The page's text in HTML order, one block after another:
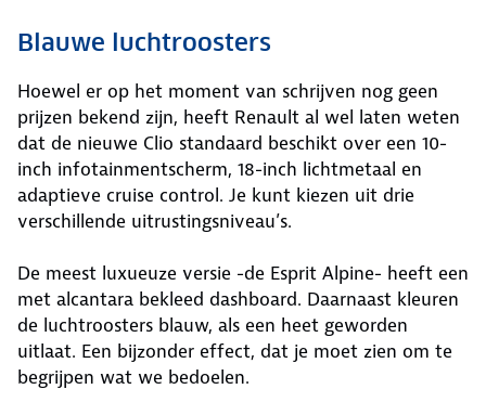
Blauwe luchtroosters
Hoewel er op het moment van schrijven nog geen
prijzen bekend zijn, heeft Renault al wel laten weten
dat de nieuwe Clio standaard beschikt over een 10-
inch infotainmentscherm, 18-inch lichtmetaal en
adaptieve cruise control. Je kunt kiezen uit drie
verschillende uitrustingsniveau’s.
De meest luxueuze versie -de Esprit Alpine- heeft een
met alcantara bekleed dashboard. Daarnaast kleuren
de luchtroosters blauw, als een heet geworden
uitlaat. Een bijzonder effect, dat je moet zien om te
begrijpen wat we bedoelen.